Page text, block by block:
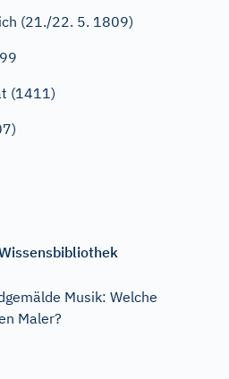
(21./22. 5. 1809)
(1411)
Musik: Welche
Maler?